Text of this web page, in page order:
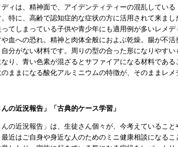
ディは、精神面で、アイデンティティーの混乱してい
特に、高齢で認知症的な症状の方に活用されて来ま
てしまっている子供や青少年にも適用例が多いレメ
血への恐れ。精神と肉体全般におよぶ乾燥。腸が不活
分がない材料です。周りの型の合った形になりやす
なり、青い色素が混ざるとサファイアになる材料である
のままになる酸化アルミニウムの特徴が、そのままレメ
んの近況報告」「古典的ケース学習」
んの近況報告」は、生徒さん個々が、今考えているこ
最近はご自身や身近な人のためのミニ健康相談になる